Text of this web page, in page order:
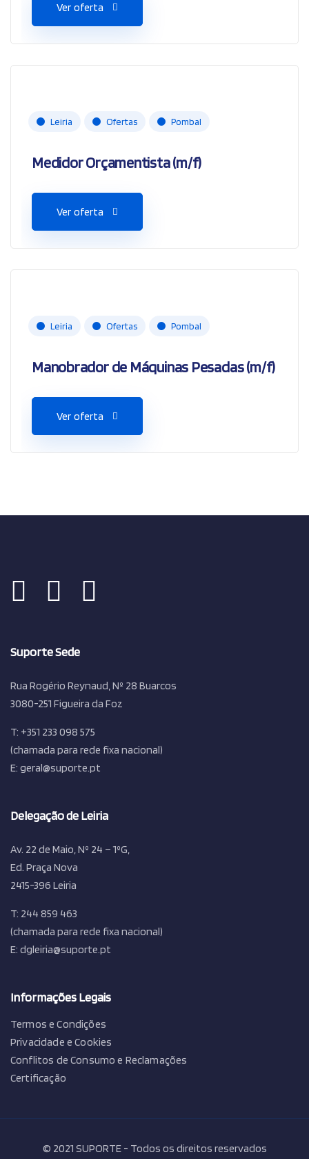
Ver oferta
Leiria Ofertas Pombal
Medidor Orçamentista (m/f)
Ver oferta
Leiria Ofertas Pombal
Manobrador de Máquinas Pesadas (m/f)
Ver oferta
Suporte Sede
Rua Rogério Reynaud, Nº 28 Buarcos
3080-251 Figueira da Foz
T: +351 233 098 575
(chamada para rede fixa nacional)
E: geral@suporte.pt
Delegação de Leiria
Av. 22 de Maio, Nº 24 – 1ºG,
Ed. Praça Nova
2415-396 Leiria
T: 244 859 463
(chamada para rede fixa nacional)
E: dgleiria@suporte.pt
Informações Legais
Termos e Condições
Privacidade e Cookies
Conflitos de Consumo e Reclamações
Certificação
© 2021 SUPORTE - Todos os direitos reservados